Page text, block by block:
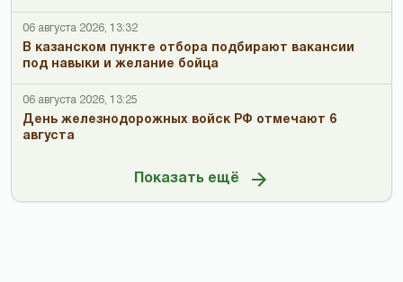
06 августа 2026, 13:32
В казанском пункте отбора подбирают вакансии
под навыки и желание бойца
06 августа 2026, 13:25
День железнодорожных войск РФ отмечают 6
августа
Показать ещё